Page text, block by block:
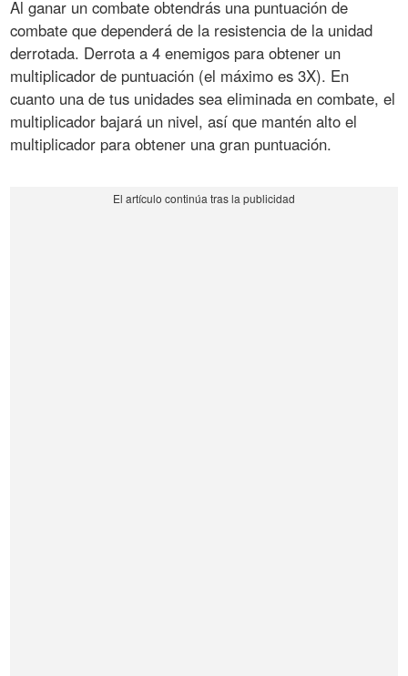
Al ganar un combate obtendrás una puntuación de
combate que dependerá de la resistencia de la unidad
derrotada. Derrota a 4 enemigos para obtener un
multiplicador de puntuación (el máximo es 3X). En
cuanto una de tus unidades sea eliminada en combate, el
multiplicador bajará un nivel, así que mantén alto el
multiplicador para obtener una gran puntuación.